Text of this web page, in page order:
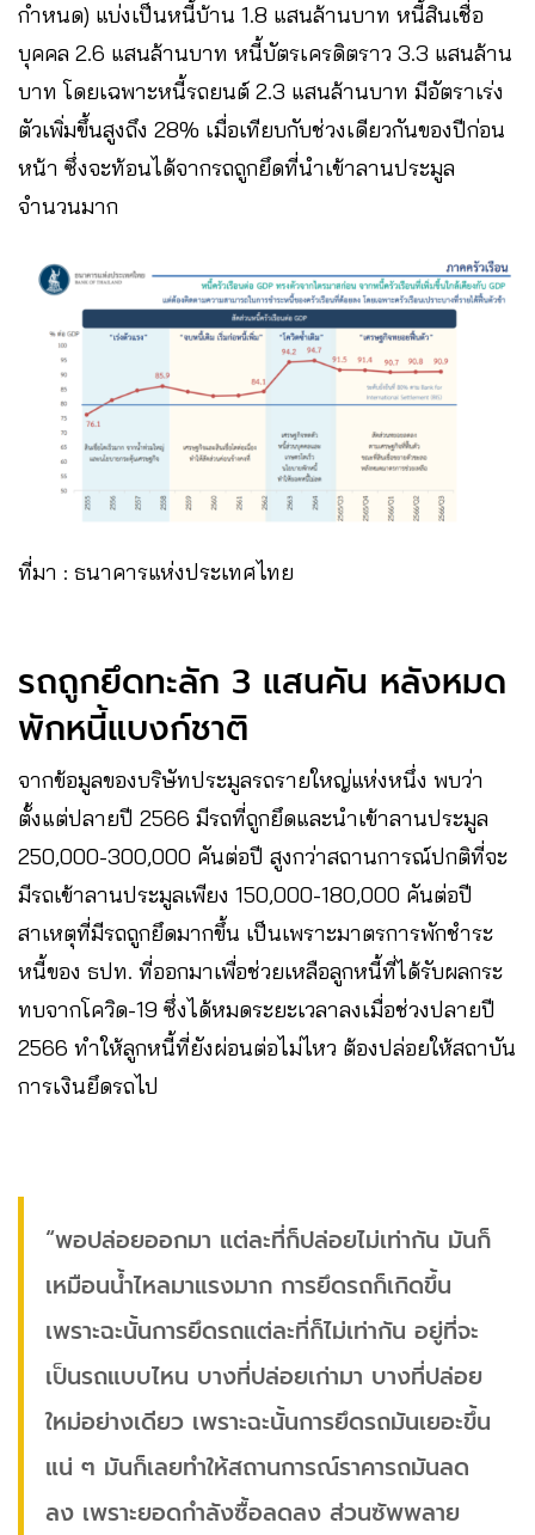
กำหนด) แบ่งเป็นหนี้บ้าน 1.8 แสนล้านบาท หนี้สินเชื่อ
บุคคล 2.6 แสนล้านบาท หนี้บัตรเครดิตราว 3.3 แสนล้าน
บาท โดยเฉพาะหนี้รถยนต์ 2.3 แสนล้านบาท มีอัตราเร่ง
ตัวเพิ่มขึ้นสูงถึง 28% เมื่อเทียบกับช่วงเดียวกันของปีก่อน
หน้า ซึ่งจะท้อนได้จากรถถูกยึดที่นำเข้าลานประมูล
จำนวนมาก
ที่มา : ธนาคารแห่งประเทศไทย
รถถูกยึดทะลัก 3 แสนคัน หลังหมด
พักหนี้แบงก์ชาติ
จากข้อมูลของบริษัทประมูลรถรายใหญ่แห่งหนึ่ง พบว่า
ตั้งแต่ปลายปี 2566 มีรถที่ถูกยึดและนำเข้าลานประมูล
250,000-300,000 คันต่อปี สูงกว่าสถานการณ์ปกติที่จะ
มีรถเข้าลานประมูลเพียง 150,000-180,000 คันต่อปี
สาเหตุที่มีรถถูกยึดมากขึ้น เป็นเพราะมาตรการพักชำระ
หนี้ของ ธปท. ที่ออกมาเพื่อช่วยเหลือลูกหนี้ที่ได้รับผลกระ
ทบจากโควิด-19 ซึ่งได้หมดระยะเวลาลงเมื่อช่วงปลายปี
2566 ทำให้ลูกหนี้ที่ยังผ่อนต่อไม่ไหว ต้องปล่อยให้สถาบัน
การเงินยึดรถไป
“พอปล่อยออกมา แต่ละที่ก็ปล่อยไม่เท่ากัน มันก็
เหมือนน้ำไหลมาแรงมาก การยึดรถก็เกิดขึ้น
เพราะฉะนั้นการยึดรถแต่ละที่ก็ไม่เท่ากัน อยู่ที่จะ
เป็นรถแบบไหน บางที่ปล่อยเก่ามา บางที่ปล่อย
ใหม่อย่างเดียว เพราะฉะนั้นการยึดรถมันเยอะขึ้น
แน่ ๆ มันก็เลยทำให้สถานการณ์ราคารถมันลด
ลง เพราะยอดกำลังซื้อลดลง ส่วนซัพพลาย